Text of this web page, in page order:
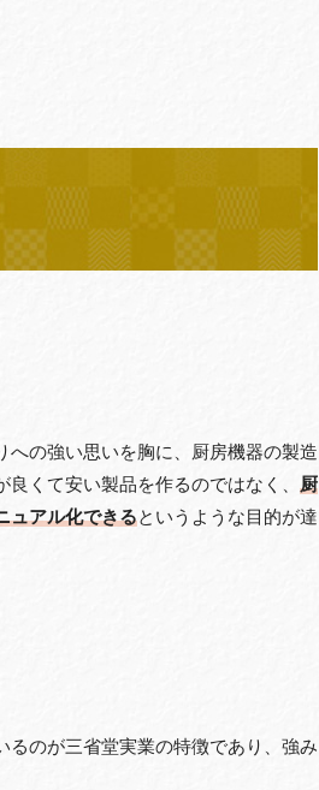
の強い思いを胸に、厨房機器の製造
くて安い製品を作るのではなく、 厨
ュアル化できるというような目的が達
るのが三省堂実業の特徴であり、強み